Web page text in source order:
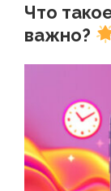
Что
важно?